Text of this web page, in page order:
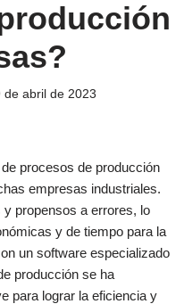
de abril de 2023
procesos de producción
empresas industriales.
propensos a errores, lo
y de tiempo para la
un software especializado
producción se ha
para lograr la eficiencia y